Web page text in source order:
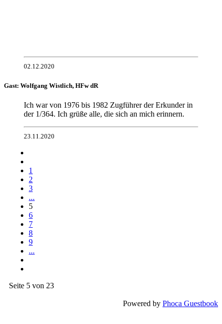
02.12.2020
Gast: Wolfgang Wistlich, HFw dR
Ich war von 1976 bis 1982 Zugführer der Erkunder in
der 1/364. Ich grüße alle, die sich an mich erinnern.
23.11.2020
1
2
3
...
5
6
7
8
9
...
Seite 5 von 23
Powered by Phoca Guestbook